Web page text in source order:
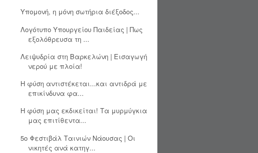
Υπομονή, η μόνη σωτήρια διέξοδος...
Λογότυπο Υπουργείου Παιδείας | Πως
εξολόθρευσα τη ...
Λειψυδρία στη Βαρκελώνη | Εισαγωγή
νερού με πλοία!
Η φύση αντιστέκεται...και αντιδρά με
επικίνδυνα φα...
Η φύση μας εκδικείται! Τα μυρμύγκια
μας επιτίθεντα...
5ο Φεστιβάλ Ταινιών Νάουσας | Οι
νικητές ανά κατηγ...